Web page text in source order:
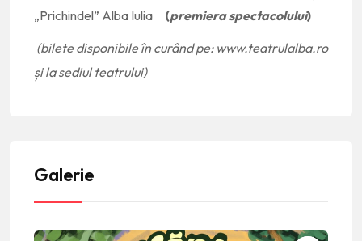
„Prichindel” Alba Iulia
(premiera spectacolului)
(bilete disponibile în curând pe: www.teatrulalba.ro
și la sediul teatrului)
Galerie